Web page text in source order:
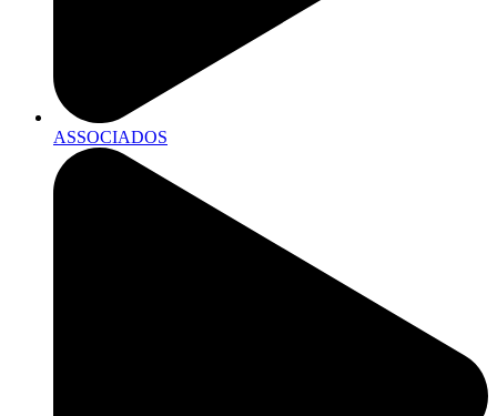
ASSOCIADOS